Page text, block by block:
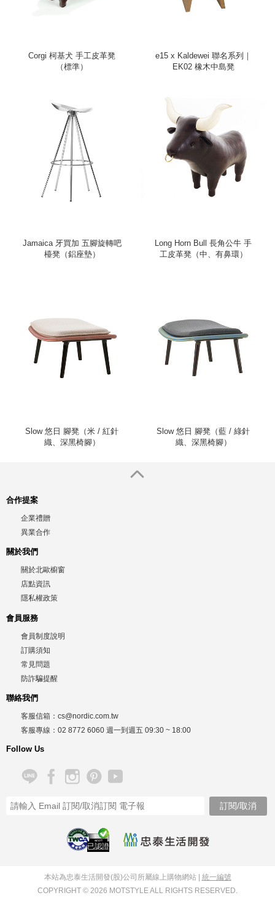
Corgi 柯基犬 手工皮革凳
（標準）
e15 x Kaldewei 聯名系列｜
EK02 橡木中島凳
Jamaica 牙買加 五腳旋轉吧
檯凳（鋁座墊）
Long Horn Bull 長角公牛 手
工皮革凳（中、有鼻環）
Slow 悠日 腳凳（米 / 紅針
織、深黑椅腳）
Slow 悠日 腳凳（藍 / 綠針
織、深黑椅腳）
合作提案
企業禮贈
異業合作
關於我們
關於北歐櫥窗
店點資訊
隱私權政策
會員服務
會員制度說明
訂購須知
常見問題
防詐騙提醒
聯絡我們
客服信箱： cs@nordic.com.tw
客服專線： 02 8772 6060 週一到週五 09:30 ~ 18:00
Follow Us
已認證
本站為忠泰生活開發(股)公司所屬線上購物網站 | 統一編號
COPYRIGHT © 2026 MOTSTYLE ALL RIGHTS RESERVED.